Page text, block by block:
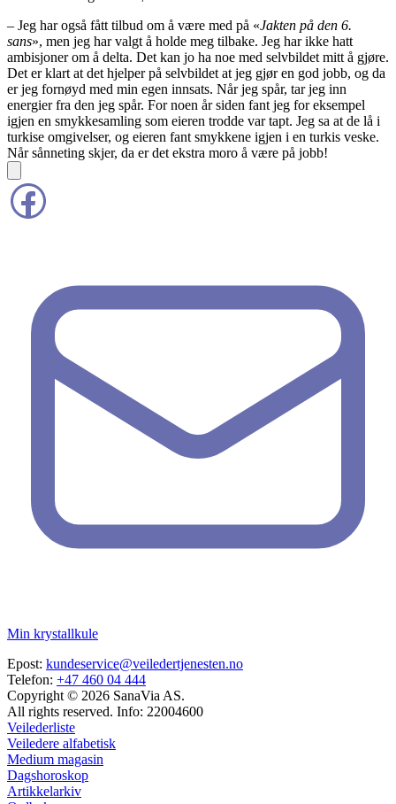
– Jeg har også fått tilbud om å være med på «Jakten på den 6.
sans», men jeg har valgt å holde meg tilbake. Jeg har ikke hatt
ambisjoner om å delta. Det kan jo ha noe med selvbildet mitt å gjøre.
Det er klart at det hjelper på selvbildet at jeg gjør en god jobb, og da
er jeg fornøyd med min egen innsats. Når jeg spår, tar jeg inn
energier fra den jeg spår. For noen år siden fant jeg for eksempel
igjen en smykkesamling som eieren trodde var tapt. Jeg sa at de lå i
turkise omgivelser, og eieren fant smykkene igjen i en turkis veske.
Når sånneting skjer, da er det ekstra moro å være på jobb!
Min krystallkule
Epost: kundeservice@veiledertjenesten.no
Telefon: +47 460 04 444
Copyright © 2026 SanaVia AS.
All rights reserved. Info: 22004600
Veilederliste
Veiledere alfabetisk
Medium magasin
Dagshoroskop
Artikkelarkiv